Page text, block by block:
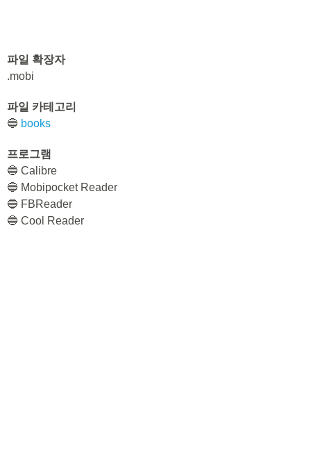
파일 확장자
.mobi
파일 카테고리
🔵 books
프로그램
🔵 Calibre
🔵 Mobipocket Reader
🔵 FBReader
🔵 Cool Reader